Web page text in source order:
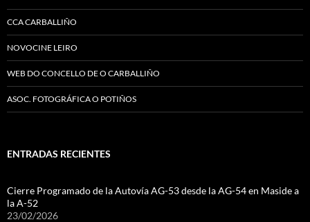
CCA CARBALLIÑO
NOVOCINE LEIRO
WEB DO CONCELLO DE O CARBALLIÑO
ASOC. FOTOGRÁFICA O POTIÑOS
ENTRADAS RECIENTES
Cierre Programado de la Autovía AG-53 desde la AG-54 en Maside a
la A-52
23/02/2026